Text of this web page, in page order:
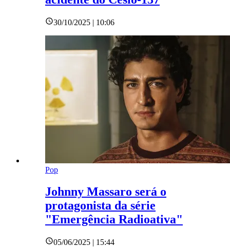
30/10/2025 | 10:06
Pop
Johnny Massaro será o
protagonista da série
"Emergência Radioativa"
05/06/2025 | 15:44